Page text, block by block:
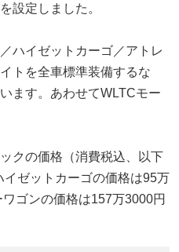
設定しました。
ハイゼットカーゴ／アトレ
トを全車標準装備するな
ます。あわせてWLTCモー
クの価格（消費税込、以下
ゼットカーゴの価格は95万
ゴンの価格は157万3000円